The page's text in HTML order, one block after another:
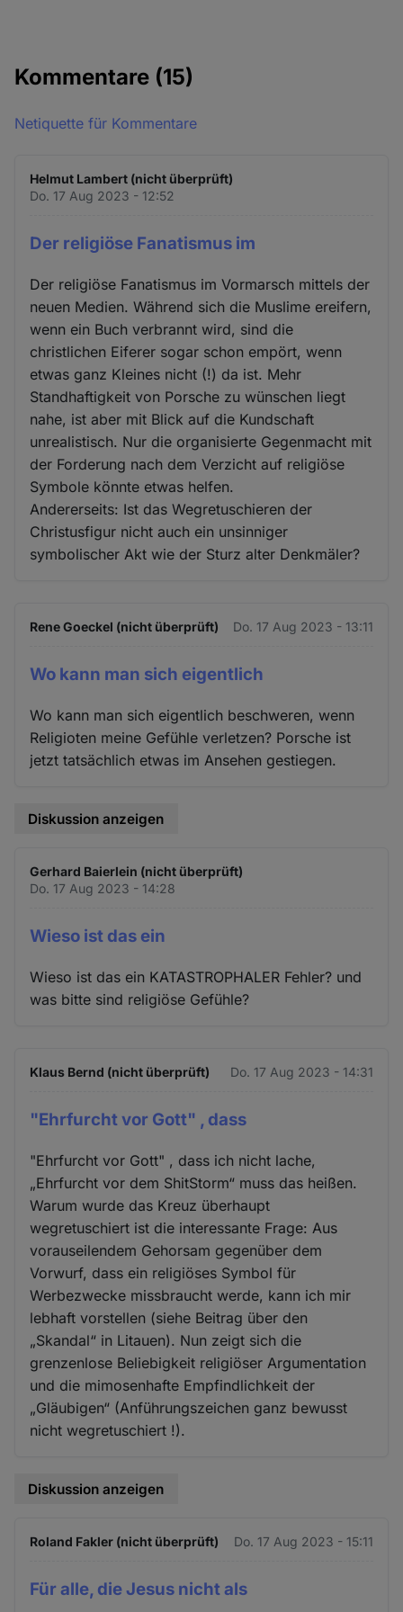
Kommentare (15)
Netiquette für Kommentare
Helmut Lambert (nicht überprüft)
Do. 17 Aug 2023 - 12:52
Der religiöse Fanatismus im
Der religiöse Fanatismus im Vormarsch mittels der
neuen Medien. Während sich die Muslime ereifern,
wenn ein Buch verbrannt wird, sind die
christlichen Eiferer sogar schon empört, wenn
etwas ganz Kleines nicht (!) da ist. Mehr
Standhaftigkeit von Porsche zu wünschen liegt
nahe, ist aber mit Blick auf die Kundschaft
unrealistisch. Nur die organisierte Gegenmacht mit
der Forderung nach dem Verzicht auf religiöse
Symbole könnte etwas helfen.
Andererseits: Ist das Wegretuschieren der
Christusfigur nicht auch ein unsinniger
symbolischer Akt wie der Sturz alter Denkmäler?
Rene Goeckel (nicht überprüft) Do. 17 Aug 2023 - 13:11
Wo kann man sich eigentlich
Wo kann man sich eigentlich beschweren, wenn
Religioten meine Gefühle verletzen? Porsche ist
jetzt tatsächlich etwas im Ansehen gestiegen.
Diskussion anzeigen
Gerhard Baierlein (nicht überprüft)
Do. 17 Aug 2023 - 14:28
Wieso ist das ein
Wieso ist das ein KATASTROPHALER Fehler? und
was bitte sind religiöse Gefühle?
Klaus Bernd (nicht überprüft) Do. 17 Aug 2023 - 14:31
"Ehrfurcht vor Gott" , dass
"Ehrfurcht vor Gott" , dass ich nicht lache,
„Ehrfurcht vor dem ShitStorm“ muss das heißen.
Warum wurde das Kreuz überhaupt
wegretuschiert ist die interessante Frage: Aus
vorauseilendem Gehorsam gegenüber dem
Vorwurf, dass ein religiöses Symbol für
Werbezwecke missbraucht werde, kann ich mir
lebhaft vorstellen (siehe Beitrag über den
„Skandal“ in Litauen). Nun zeigt sich die
grenzenlose Beliebigkeit religiöser Argumentation
und die mimosenhafte Empfindlichkeit der
„Gläubigen“ (Anführungszeichen ganz bewusst
nicht wegretuschiert !).
Diskussion anzeigen
Roland Fakler (nicht überprüft) Do. 17 Aug 2023 - 15:11
Für alle, die Jesus nicht als